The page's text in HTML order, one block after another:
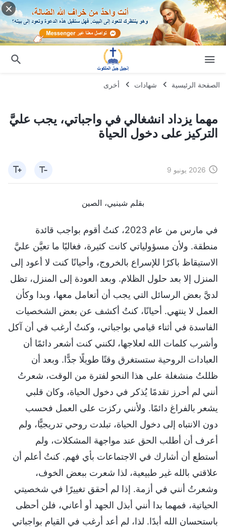
الصفحة الرئيسية شهادات أخرى
مهما يزداد انشغالي في واجباتي، يجب عليَّ
التركيز على دخول الحياة
2026 يونيو 9
بقلم شينيي، الصين
في مارس من عام 2023، كنتُ أقوم بواجب قائدة
منطقة. ولأن مسؤولياتي كانت كثيرة، فغالبًا ما تعيَّن عليَّ
الاستيقاظ باكرًا للإسراع بالخروج، وأحيانًا كنت لا أعود إلى
المنزل إلا بعد حلول الظلام. وبعد العودة إلى المنزل، تظل
لديَّ بعض الرسائل التي يجب أن أتعامل معها، وبدا وكأن
العمل لا ينتهي. أحيانًا، كنتُ أكشف عن بعض الشخصيات
الفاسدة في أثناء قيامي بواجباتي، وكنتُ أرغب في أن آكل
وأشرب كلمات الله لعلاجها، لكنني كنت أشعر دائمًا أن
العبادات الروحية ستستغرق وقتًا طويلًا جدًّا. وبعد أن
ظللتُ منشغلة على هذا النحو لفترة من الوقت، شعرتُ
أنني لم أحرز تقدمًا يُذكر في دخول الحياة، وكان قلبي
يشعر بالفراغ دائمًا. ولأنني ركزت على العمل فحسب
دون الانتباه إلى دخول الحياة، تبلدت روحي تدريجيًّا، ولم
أعرف أن أطلب الحق عند مواجهة المشكلات، ولم
أستطع أن أشارك في الاجتماعات بأي فهم. كنتُ أعلم أن
علاقتي بالله غير طبيعية، لذا شعرت ببعض الخوف،
وشعرتُ أنني في أزمة. إذا لم أحقق تغييرًا في شخصيتي
الحياتية، فمهما بدا أنني أبذل الجهد أو أعاني، فلن أحظى
باستحسان الله أبدًا. لذا، لم أعد أرغب في القيام بواجباتي